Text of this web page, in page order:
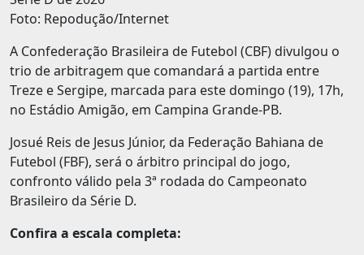
Foto: Repodução/Internet
A Confederação Brasileira de Futebol (CBF) divulgou o
trio de arbitragem que comandará a partida entre
Treze e Sergipe, marcada para este domingo (19), 17h,
no Estádio Amigão, em Campina Grande-PB.
Josué Reis de Jesus Júnior, da Federação Bahiana de
Futebol (FBF), será o árbitro principal do jogo,
confronto válido pela 3ª rodada do Campeonato
Brasileiro da Série D.
Confira a escala completa: